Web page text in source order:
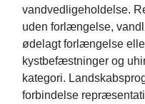
vandvedligeholdelse.
uden forlængelse,
ødelagt forlængelse
kystbefæstninger og
kategori.
forbindelse